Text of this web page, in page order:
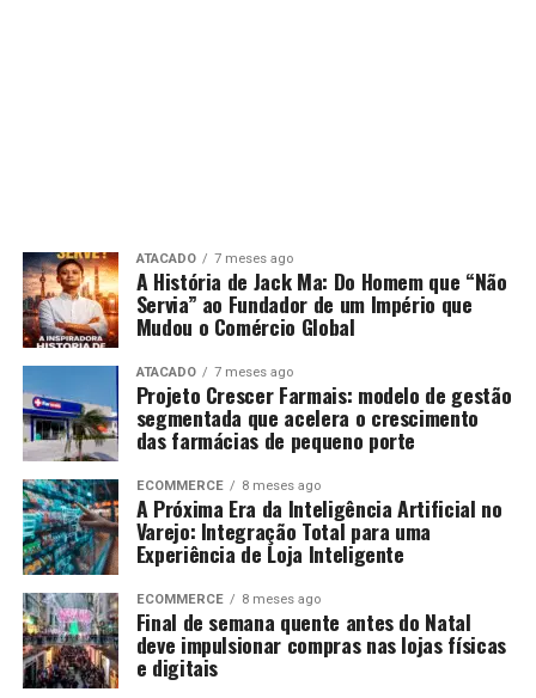
ATACADO 7 meses ago
A História de Jack Ma: Do Homem que “Não
Servia” ao Fundador de um Império que
Mudou o Comércio Global
ATACADO 7 meses ago
Projeto Crescer Farmais: modelo de gestão
segmentada que acelera o crescimento
das farmácias de pequeno porte
ECOMMERCE 8 meses ago
A Próxima Era da Inteligência Artificial no
Varejo: Integração Total para uma
Experiência de Loja Inteligente
ECOMMERCE 8 meses ago
Final de semana quente antes do Natal
deve impulsionar compras nas lojas físicas
e digitais